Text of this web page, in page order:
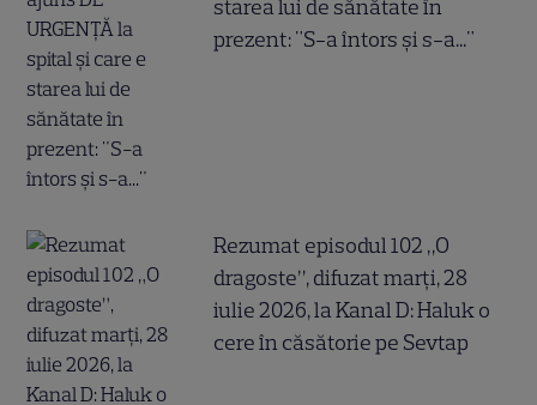
starea lui de sănătate în
prezent: "S-a întors și s-a..."
Rezumat episodul 102 „O
dragoste”, difuzat marți, 28
iulie 2026, la Kanal D: Haluk o
cere în căsătorie pe Sevtap